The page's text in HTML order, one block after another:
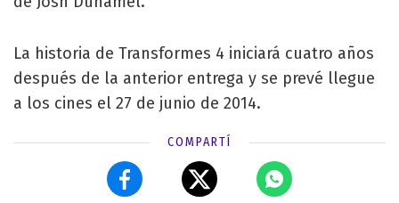
La historia de Transformes 4 iniciará cuatro años
después de la anterior entrega y se prevé llegue
a los cines el 27 de junio de 2014.
COMPARTÍ